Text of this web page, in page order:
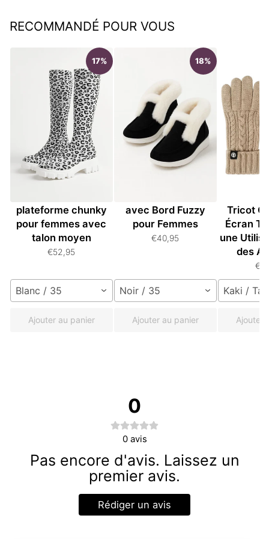
RECOMMANDÉ POUR VOUS
17%
plateforme chunky
pour femmes avec
talon moyen
€52,95
Blanc / 35
Ajouter au panier
18%
avec Bord Fuzzy
pour Femmes
€40,95
Noir / 35
Ajouter au panier
Tricot
Écran
une
des
Kaki /
Ajouter
0
0 avis
Pas encore d'avis. Laissez un
premier avis.
Rédiger un avis